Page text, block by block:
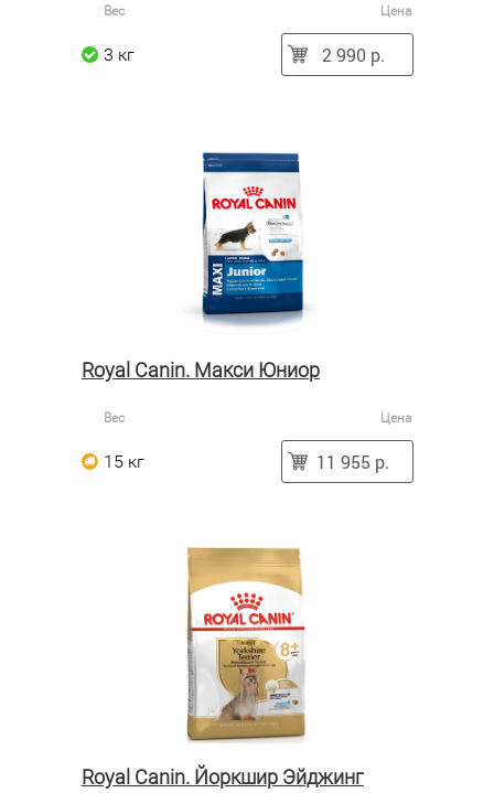
Вес Цена
3 кг 2 990 р.
Royal Canin. Макси Юниор
Вес Цена
15 кг 11 955 р.
Royal Canin. Йоркшир Эйджинг